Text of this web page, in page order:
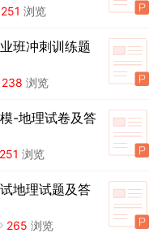
251 浏览
班冲刺训练题
238 浏览
-地理试卷及答
251 浏览
地理试题及答
265 浏览